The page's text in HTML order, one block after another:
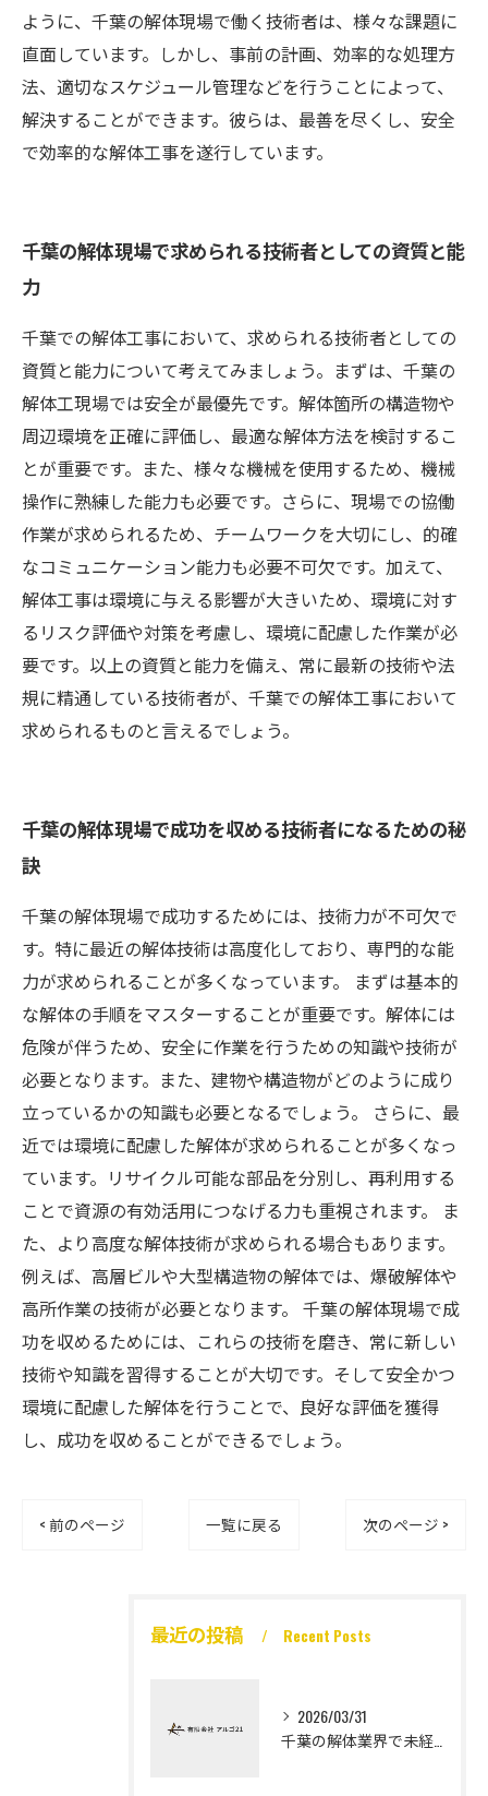
ように、千葉の解体現場で働く技術者は、様々な課題に
直面しています。しかし、事前の計画、効率的な処理方
法、適切なスケジュール管理などを行うことによって、
解決することができます。彼らは、最善を尽くし、安全
で効率的な解体工事を遂行しています。
千葉の解体現場で求められる技術者としての資質と能
力
千葉での解体工事において、求められる技術者としての
資質と能力について考えてみましょう。まずは、千葉の
解体工現場では安全が最優先です。解体箇所の構造物や
周辺環境を正確に評価し、最適な解体方法を検討するこ
とが重要です。また、様々な機械を使用するため、機械
操作に熟練した能力も必要です。さらに、現場での協働
作業が求められるため、チームワークを大切にし、的確
なコミュニケーション能力も必要不可欠です。加えて、
解体工事は環境に与える影響が大きいため、環境に対す
るリスク評価や対策を考慮し、環境に配慮した作業が必
要です。以上の資質と能力を備え、常に最新の技術や法
規に精通している技術者が、千葉での解体工事において
求められるものと言えるでしょう。
千葉の解体現場で成功を収める技術者になるための秘
訣
千葉の解体現場で成功するためには、技術力が不可欠で
す。特に最近の解体技術は高度化しており、専門的な能
力が求められることが多くなっています。 まずは基本的
な解体の手順をマスターすることが重要です。解体には
危険が伴うため、安全に作業を行うための知識や技術が
必要となります。また、建物や構造物がどのように成り
立っているかの知識も必要となるでしょう。 さらに、最
近では環境に配慮した解体が求められることが多くなっ
ています。リサイクル可能な部品を分別し、再利用する
ことで資源の有効活用につなげる力も重視されます。 ま
た、より高度な解体技術が求められる場合もあります。
例えば、高層ビルや大型構造物の解体では、爆破解体や
高所作業の技術が必要となります。 千葉の解体現場で成
功を収めるためには、これらの技術を磨き、常に新しい
技術や知識を習得することが大切です。そして安全かつ
環境に配慮した解体を行うことで、良好な評価を獲得
し、成功を収めることができるでしょう。
< 前のページ 一覧に戻る 次のページ >
最近の投稿 Recent Posts
2026/03/31